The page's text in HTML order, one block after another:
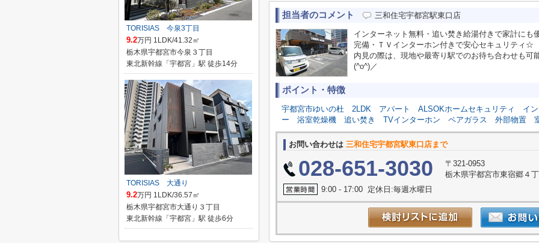
担当者のコメント 三和住宅宇都宮駅東口店
インターネット無料・追い焚き給湯付きで家計にも
完備・ＴＶインターホン付きで安心セキュリティ☆
内見の際は、現地や最寄り駅でのお待ち合わせも可
(^o^)／
ポイント・特徴
宇都宮市ゆいの杜 2LDK アパート ALSOKホームセキュリティ
イ
ー
浴室乾燥機 追い焚き TVインターホン ペアガラス 外部物置
お問い合わせは 三和住宅宇都宮駅東口店まで
028-651-3030
〒321-0953
栃木県宇都宮市東宿郷４
9:00 - 17:00 定休日:毎週水曜日
TORISIAS 今泉3丁目
9.2万円 1LDK/41.32㎡
栃木県宇都宮市今泉３丁目
東北新幹線「宇都宮」駅 徒歩14分
TORISIAS 大通り
9.2万円 1LDK/36.57㎡
栃木県宇都宮市大通り３丁目
東北新幹線「宇都宮」駅 徒歩6分